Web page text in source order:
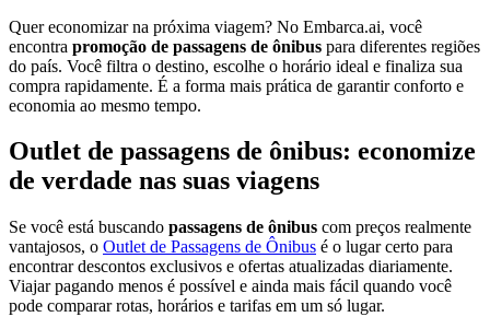
Quer economizar na próxima viagem? No Embarca.ai, você
encontra promoção de passagens de ônibus para diferentes regiões
do país. Você filtra o destino, escolhe o horário ideal e finaliza sua
compra rapidamente. É a forma mais prática de garantir conforto e
economia ao mesmo tempo.
Outlet de passagens de ônibus: economize
de verdade nas suas viagens
Se você está buscando passagens de ônibus com preços realmente
vantajosos, o Outlet de Passagens de Ônibus é o lugar certo para
encontrar descontos exclusivos e ofertas atualizadas diariamente.
Viajar pagando menos é possível e ainda mais fácil quando você
pode comparar rotas, horários e tarifas em um só lugar.